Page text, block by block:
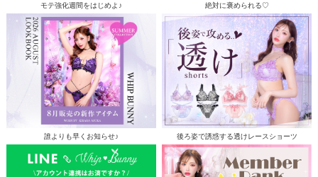
モテ強化週間をはじめよ♪ 絶対に褒められる♡
誰よりも早くお知らせ♪ 後ろ姿で誘惑する透けレースショーツ